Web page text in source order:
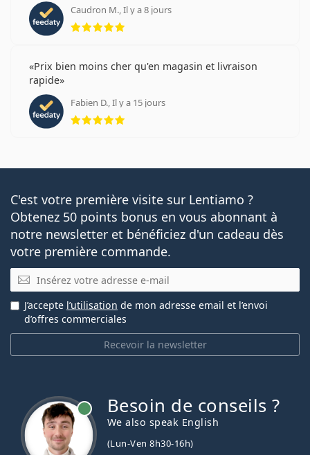
Caudron M., Il y a 8 jours
évaluation 5 sur 5
Prix bien moins cher qu'en magasin et livraison
rapide
Fabien D., Il y a 15 jours
évaluation 5 sur 5
C'est votre première visite sur Lentiamo ?
Obtenez 50 points bonus en vous abonnant à
notre newsletter et bénéficiez d'un cadeau dès
votre première commande.
E-mail
Recevoir la newsletter
J’accepte l’utilisation de mon adresse email et l’envoi
d’offres commerciales
Besoin de conseils ?
We also speak English
(Lun-Ven 8h30-16h)